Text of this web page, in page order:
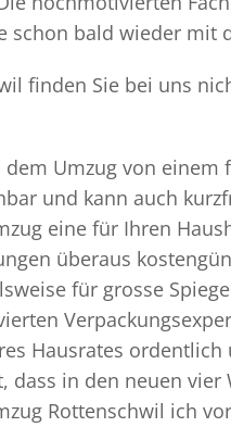
schon bald wieder
finden Sie bei uns
dem Umzug von einem
und kann auch
eine für Ihren
überaus
für grosse
Hausrates
dass in den neuen
Rottenschwil ich